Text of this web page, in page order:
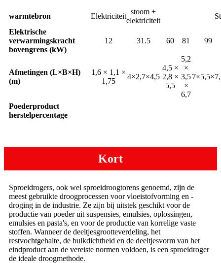
warmtebron Elektriciteit
stoom +
elektriciteit
Elektrische
verwarmingskracht
bovengrens (kW)
12 31.5 60 81 99
Afmetingen (L×B×H)
(m)
1,6 × 1,1 ×
1,75
4×2,7×4,5
4,5 ×
2,8 ×
5,5
5,2
×
3,5
×
6,7
Poederproduct
herstelpercentage
Kort
Sproeidrogers, ook wel sproeidroogtorens genoemd, zijn de
meest gebruikte droogprocessen voor vloeistofvorming en -
droging in de industrie. Ze zijn bij uitstek geschikt voor de
productie van poeder uit suspensies, emulsies, oplossingen,
emulsies en pasta's, en voor de productie van korrelige vaste
stoffen. Wanneer de deeltjesgrootteverdeling, het
restvochtgehalte, de bulkdichtheid en de deeltjesvorm van het
eindproduct aan de vereiste normen voldoen, is een sproeidroger
de ideale droogmethode.